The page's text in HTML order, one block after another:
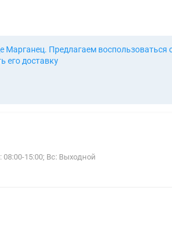
Марганец. Предлагаем
его доставку
08:00-15:00; Вс: Выходной